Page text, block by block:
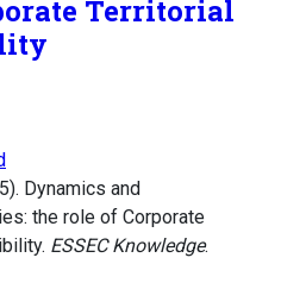
Territorial
Dynamics and
the role of Corporate
ESSEC Knowledge.